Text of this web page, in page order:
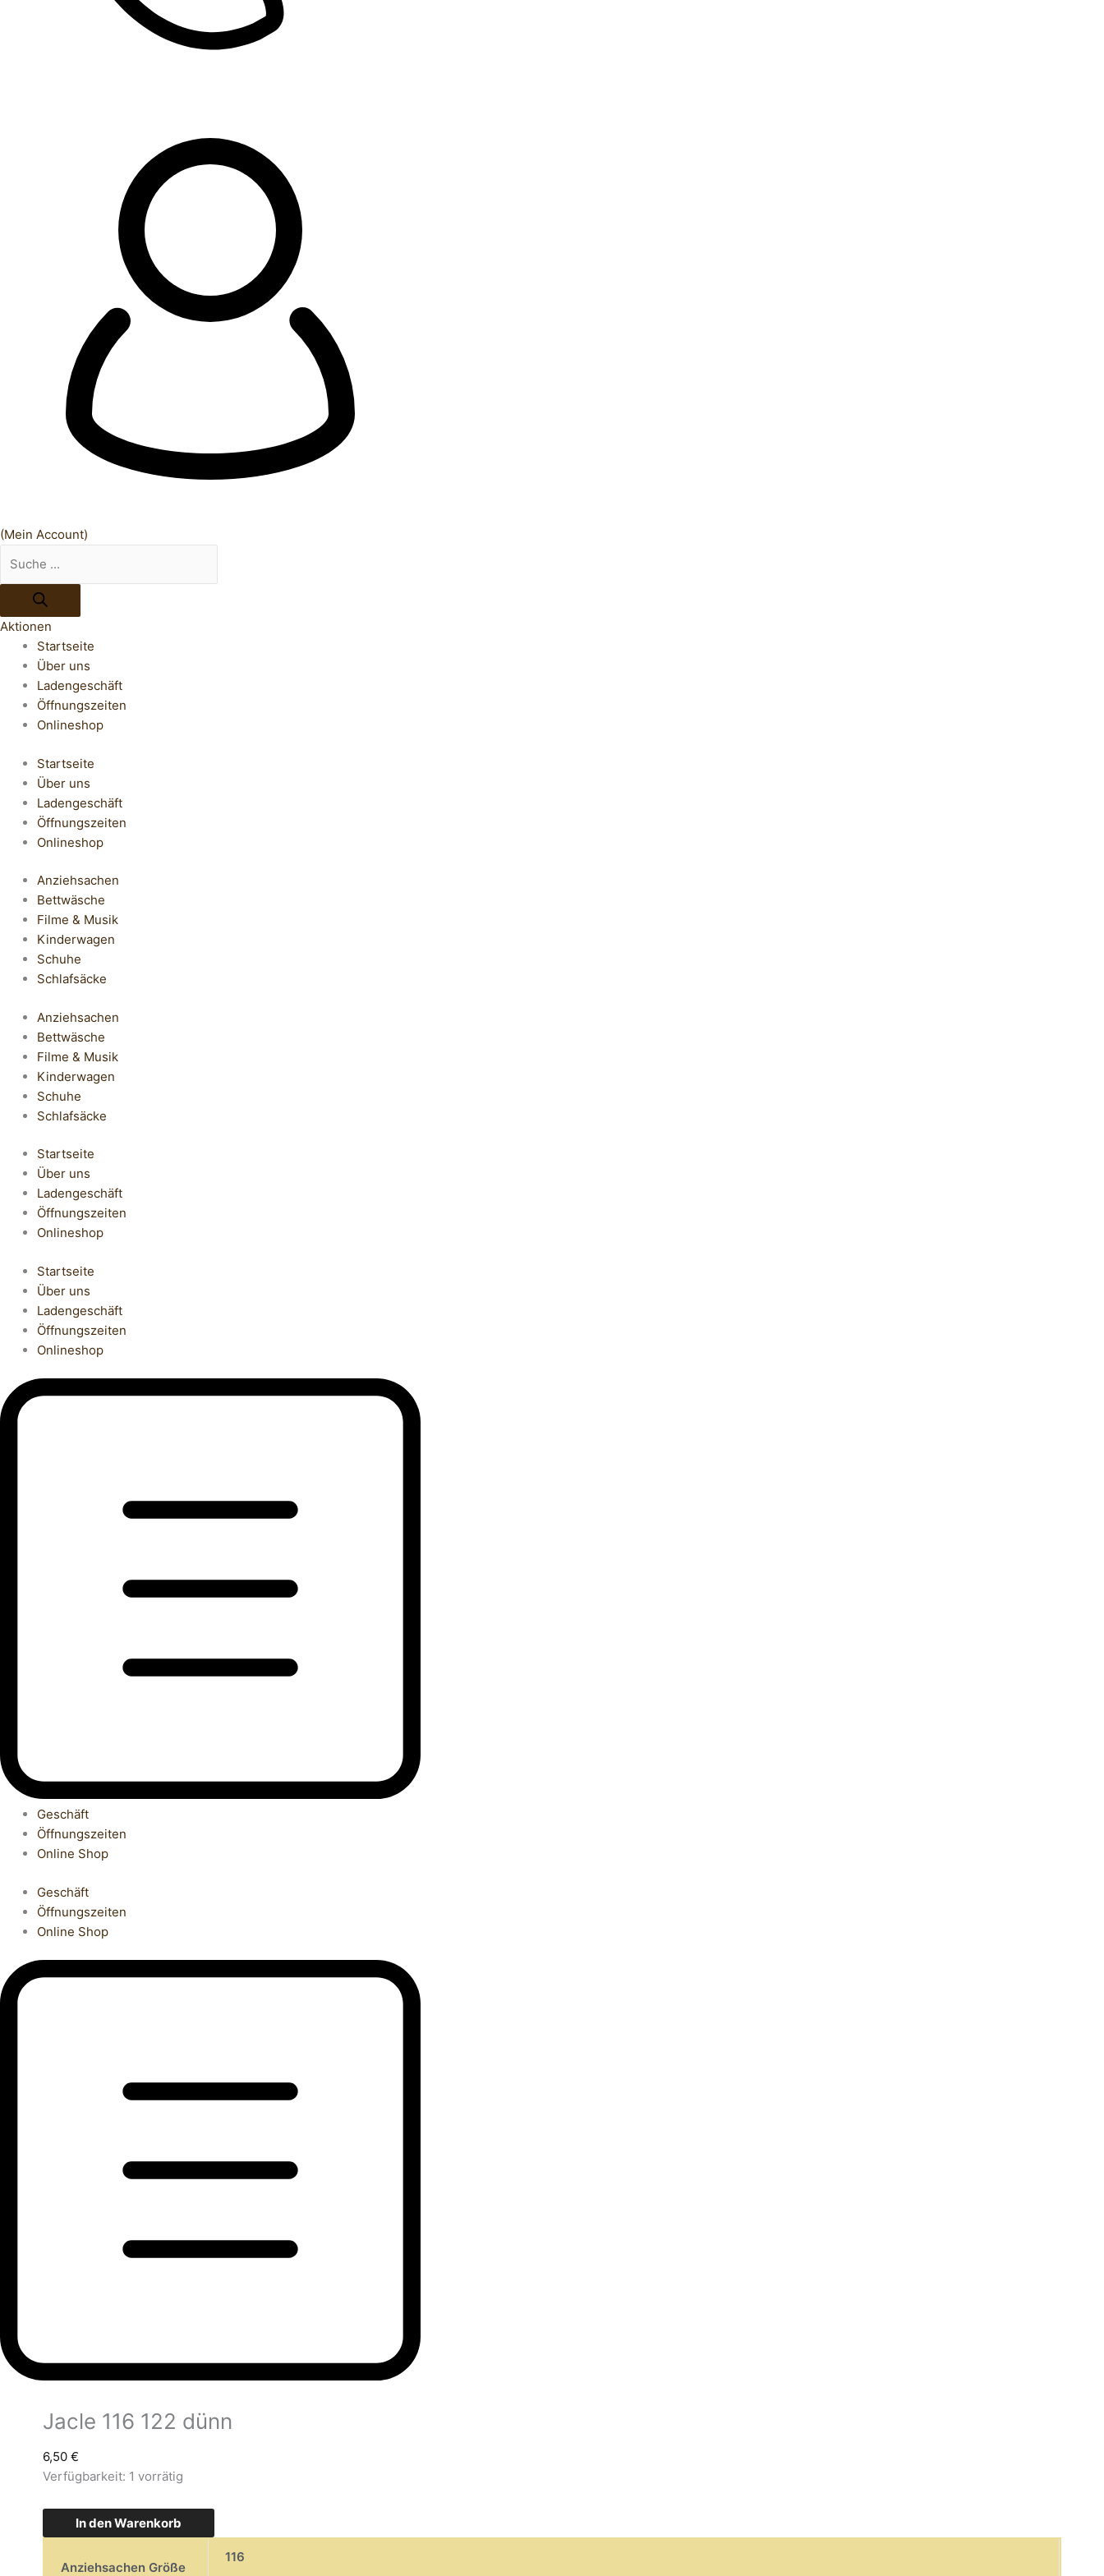
(Mein Account)
Aktionen
Startseite
Über uns
Ladengeschäft
Öffnungszeiten
Onlineshop
Startseite
Über uns
Ladengeschäft
Öffnungszeiten
Onlineshop
Anziehsachen
Bettwäsche
Filme & Musik
Kinderwagen
Schuhe
Schlafsäcke
Anziehsachen
Bettwäsche
Filme & Musik
Kinderwagen
Schuhe
Schlafsäcke
Startseite
Über uns
Ladengeschäft
Öffnungszeiten
Onlineshop
Startseite
Über uns
Ladengeschäft
Öffnungszeiten
Onlineshop
Geschäft
Öffnungszeiten
Online Shop
Geschäft
Öffnungszeiten
Online Shop
Jacle 116 122 dünn
6,50 €
Verfügbarkeit: 1 vorrätig
In den Warenkorb
Anziehsachen Größe
116